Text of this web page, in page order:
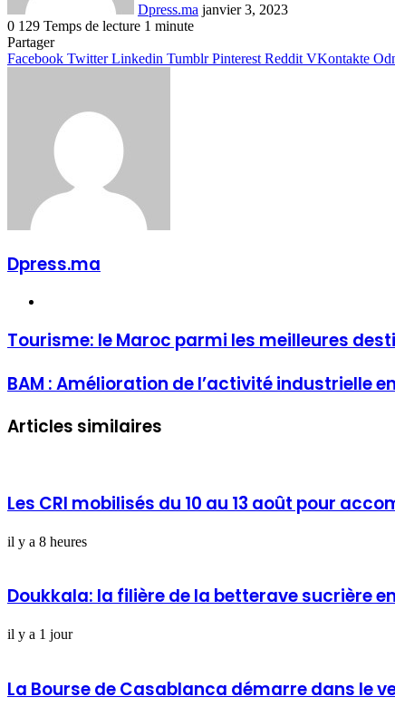
Dpress.ma janvier 3, 2023
0 129 Temps de lecture 1 minute
Facebook
Twitter
Linkedin
Tumblr
Pinterest
Reddit
VKontakte
Odnoklassniki
Pocket
Partager
Facebook Twitter Linkedin Tumblr Pinterest Reddit VKontakte
Dpress.ma
Tourisme: le Maroc parmi les meilleures
BAM : Amélioration de l’activité industrielle
Articles similaires
Les CRI mobilisés du 10 au 13 août pour
il y a 8 heures
Doukkala: la filière de la betterave sucrière
il y a 1 jour
La Bourse de Casablanca démarre dans le